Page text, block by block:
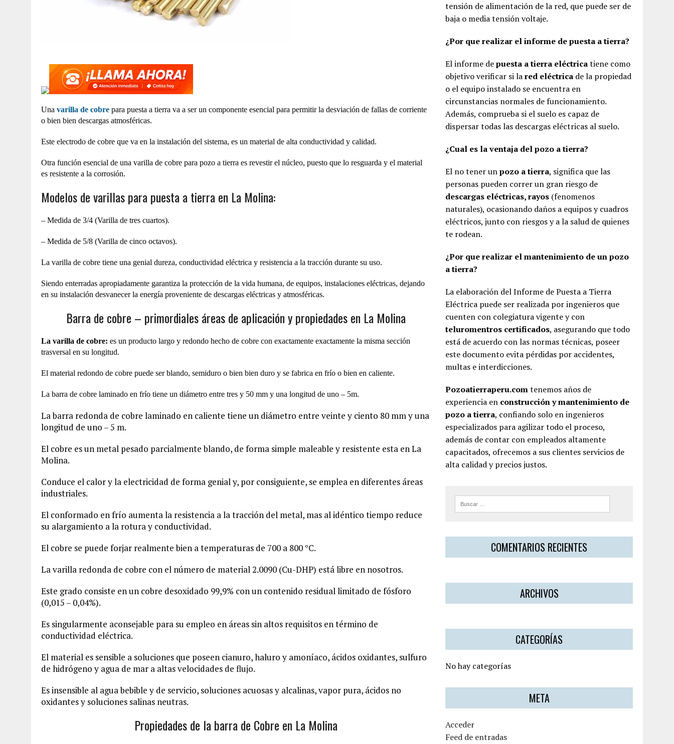
Una varilla de cobre para puesta a tierra va a ser un componente esencial para permitir la desviación de fallas de corriente
o bien bien descargas atmosféricas.
Este electrodo de cobre que va en la instalación del sistema, es un material de alta conductividad y calidad.
Otra función esencial de una varilla de cobre para pozo a tierra es revestir el núcleo, puesto que lo resguarda y el material
es resistente a la corrosión.
Modelos de varillas para puesta a tierra en La Molina:
– Medida de 3/4 (Varilla de tres cuartos).
– Medida de 5/8 (Varilla de cinco octavos).
La varilla de cobre tiene una genial dureza, conductividad eléctrica y resistencia a la tracción durante su uso.
Siendo enterradas apropiadamente garantiza la protección de la vida humana, de equipos, instalaciones eléctricas, dejando
en su instalación desvanecer la energía proveniente de descargas eléctricas y atmosféricas.
Barra de cobre – primordiales áreas de aplicación y propiedades en La Molina
La varilla de cobre: es un producto largo y redondo hecho de cobre con exactamente exactamente la misma sección
trasversal en su longitud.
El material redondo de cobre puede ser blando, semiduro o bien bien duro y se fabrica en frío o bien en caliente.
La barra de cobre laminado en frío tiene un diámetro entre tres y 50 mm y una longitud de uno – 5m.
La barra redonda de cobre laminado en caliente tiene un diámetro entre veinte y ciento 80 mm y una
longitud de uno – 5 m.
El cobre es un metal pesado parcialmente blando, de forma simple maleable y resistente esta en La
Molina.
Conduce el calor y la electricidad de forma genial y, por consiguiente, se emplea en diferentes áreas
industriales.
El conformado en frío aumenta la resistencia a la tracción del metal, mas al idéntico tiempo reduce
su alargamiento a la rotura y conductividad.
El cobre se puede forjar realmente bien a temperaturas de 700 a 800 °C.
La varilla redonda de cobre con el número de material2.0090 (Cu-DHP) está libre en nosotros.
Este grado consiste en un cobre desoxidado 99,9% con un contenido residual limitado de fósforo
(0,015 – 0,04%).
Es singularmente aconsejable para su empleo en áreas sin altos requisitos en término de
conductividad eléctrica.
El material es sensible a soluciones que poseen cianuro, haluro y amoníaco, ácidos oxidantes, sulfuro
de hidrógeno y agua de mar a altas velocidades de flujo.
Es insensible al agua bebible y de servicio, soluciones acuosas y alcalinas, vapor pura, ácidos no
oxidantes y soluciones salinas neutras.
Propiedades de la barra de Cobre en La Molina
tensión de alimentación de la red, que puede ser de
baja o media tensión voltaje.
¿Por que realizar el informe de puesta a tierra?
El informe depuesta a tierra eléctricatiene como
objetivo verificar si lared eléctrica de la propiedad
o el equipo instalado se encuentra en
circunstancias normales de funcionamiento.
Además, comprueba si el suelo es capaz de
dispersar todas las descargas eléctricas al suelo.
¿Cual es la ventaja del pozo a tierra?
El no tener unpozo a tierra, significa que las
personas pueden correr un gran riesgo de
descargas eléctricas, rayos (fenomenos
naturales), ocasionando daños a equipos y cuadros
eléctricos, junto con riesgos y a la salud de quienes
te rodean.
¿Por que realizar el mantenimiento de un pozo
a tierra?
La elaboración del Informe de Puesta a Tierra
Eléctrica puede ser realizada por ingenieros que
cuenten con colegiatura vigente y con
teluromentros certificados, asegurando que todo
está de acuerdo con las normas técnicas, poseer
este documento evita pérdidas por accidentes,
multas e interdicciones.
Pozoatierraperu.comtenemos años de
experiencia en construcción y mantenimiento de
pozo a tierra, confiando solo en ingenieros
especializados para agilizar todo el proceso,
además de contar con empleados altamente
capacitados, ofrecemos a sus clientes servicios de
alta calidad y precios justos.
COMENTARIOS RECIENTES
ARCHIVOS
CATEGORÍAS
No hay categorías
META
Acceder
Feed de entradas